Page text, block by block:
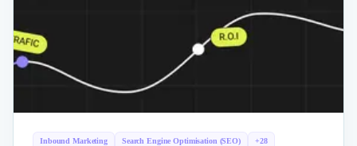
Inbound Marketing Search Engine Optimisation (SEO) +28